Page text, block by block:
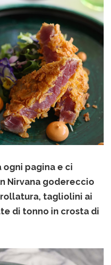
ogni pagina e ci
Nirvana godereccio
tagliolini ai
di tonno in crosta di